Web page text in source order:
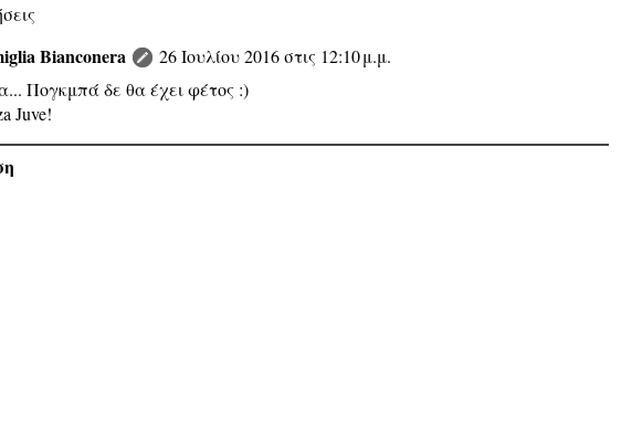
Bianconera
26 Ιουλίου 2016 στις 12:10 μ.μ.
Πογκμπά δε θα έχει φέτος :)
Juve!